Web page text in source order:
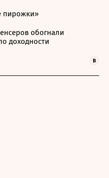
пирожки»
обогнали
доходности